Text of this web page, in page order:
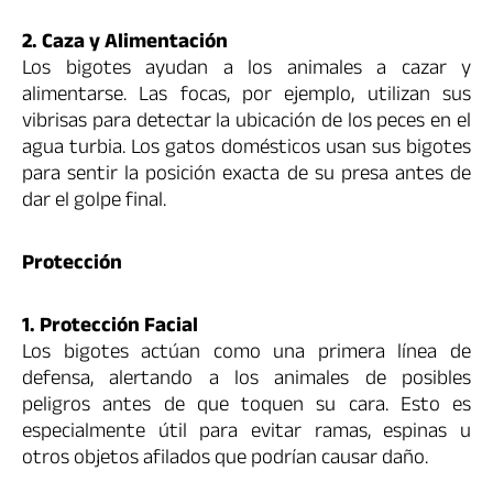
2. Caza y Alimentación
Los bigotes ayudan a los animales a cazar y
alimentarse. Las focas, por ejemplo, utilizan sus
vibrisas para detectar la ubicación de los peces en el
agua turbia. Los gatos domésticos usan sus bigotes
para sentir la posición exacta de su presa antes de
dar el golpe final.
Protección
1. Protección Facial
Los bigotes actúan como una primera línea de
defensa, alertando a los animales de posibles
peligros antes de que toquen su cara. Esto es
especialmente útil para evitar ramas, espinas u
otros objetos afilados que podrían causar daño.